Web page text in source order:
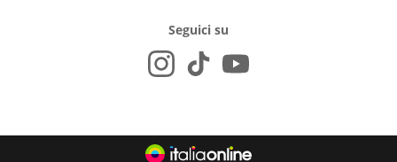
Seguici su